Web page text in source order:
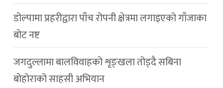
डोल्पामा प्रहरीद्वारा पाँच रोपनी क्षेत्रमा लगाइएको गाँजाका
बोट नष्ट
जगदुल्लामा बालविवाहको शृङ्खला तोड्दै सबिना
बोहोराको साहसी अभियान